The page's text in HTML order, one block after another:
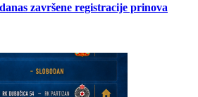
završene registracije prinova